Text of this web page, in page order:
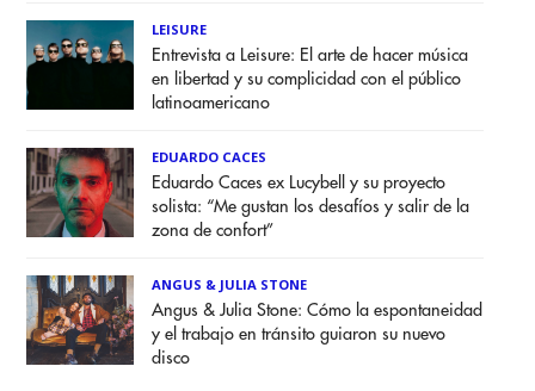
LEISURE
Entrevista a Leisure: El arte de hacer música
en libertad y su complicidad con el público
latinoamericano
EDUARDO CACES
Eduardo Caces ex Lucybell y su proyecto
solista: “Me gustan los desafíos y salir de la
zona de confort”
ANGUS & JULIA STONE
Angus & Julia Stone: Cómo la espontaneidad
y el trabajo en tránsito guiaron su nuevo
disco